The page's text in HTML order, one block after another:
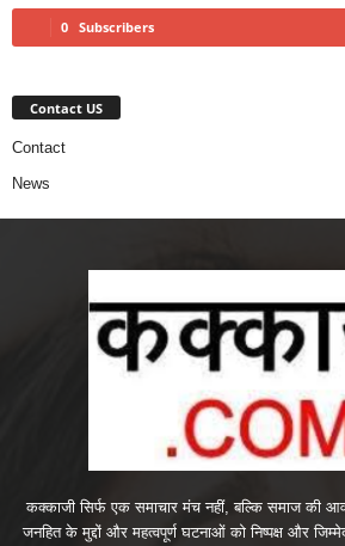
0 Subscribers
Contact US
Contact
News
कक्काजी सिर्फ एक समाचार मंच नहीं, बल्कि समाज की
जनहित के मुद्दों और महत्वपूर्ण घटनाओं को निष्पक्ष और